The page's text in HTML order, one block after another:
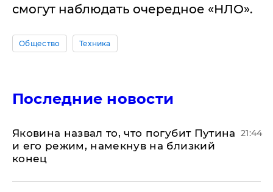
смогут наблюдать очередное «НЛО».
Общество Техника
Последние новости
Яковина назвал то, что погубит Путина
и его режим, намекнув на близкий
конец
21:44